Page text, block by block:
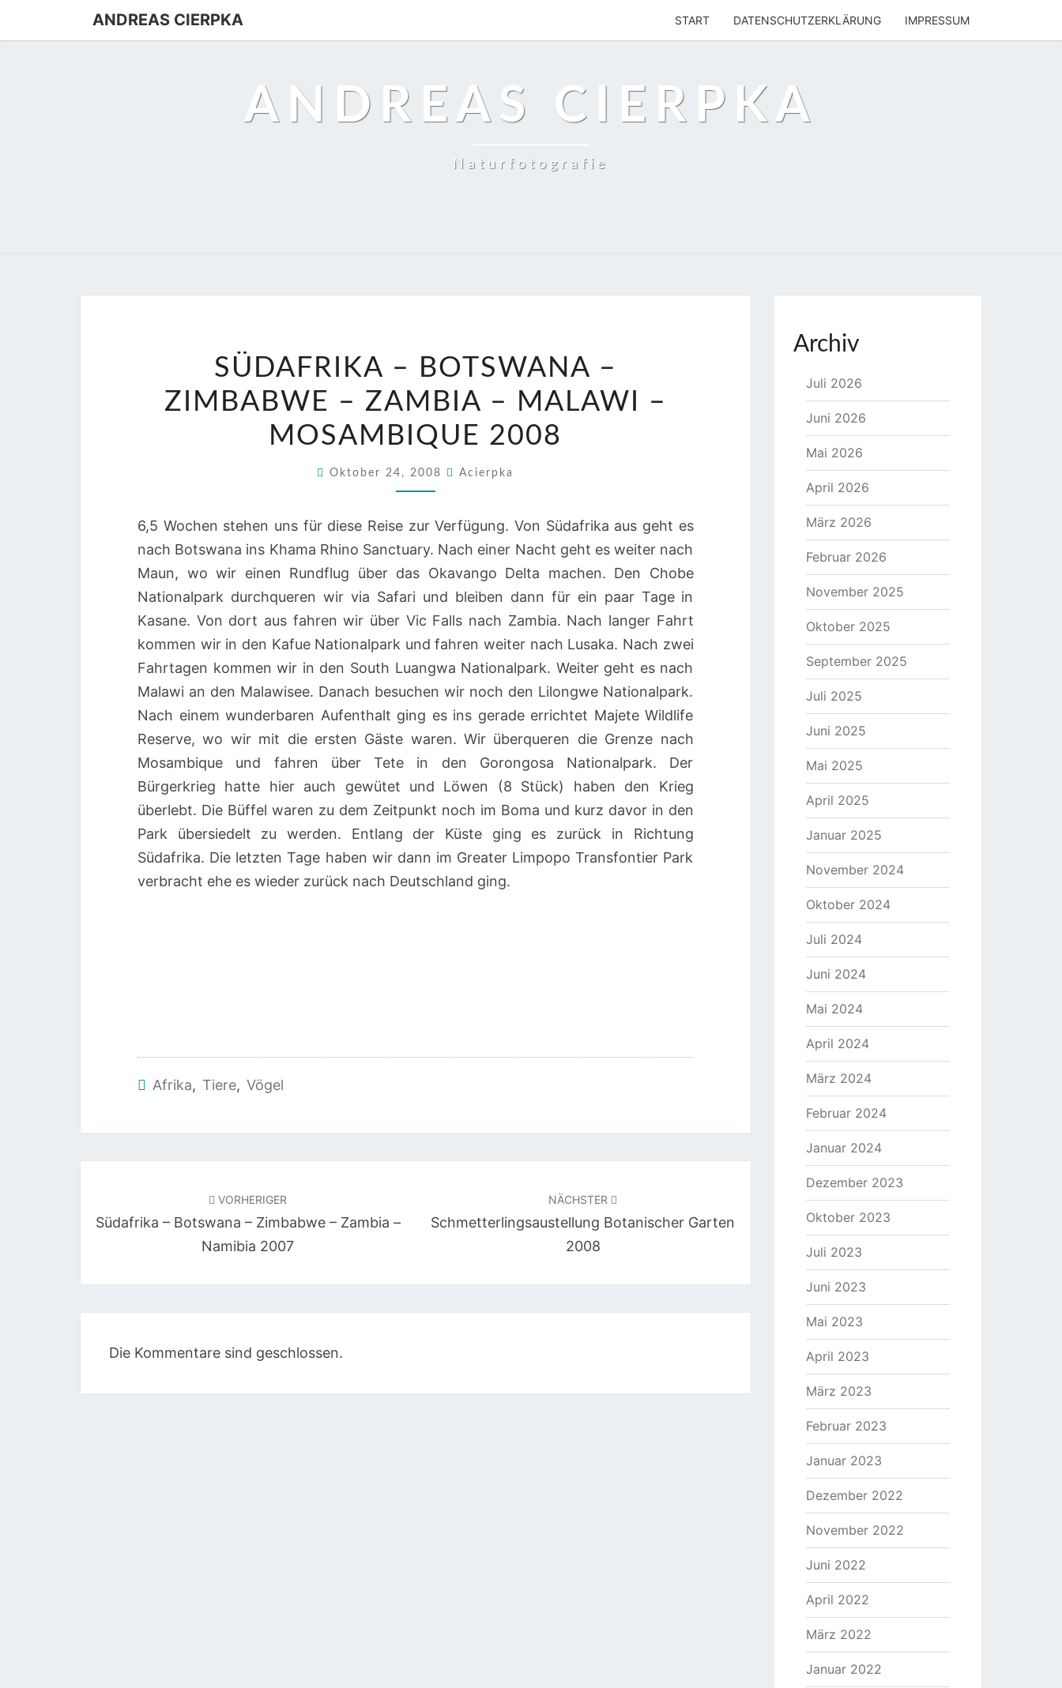
ANDREAS CIERPKA START DATENSCHUTZERKLÄRUNG IMPRESSUM
ANDREAS CIERPKA
Naturfotografie
BOTSWANA
ZIMBABWE
–
ZAMBIA
MALAWI
–
MOSAMBIQUE
2008
SÜDAFRIKA – BOTSWANA –
ZIMBABWE – ZAMBIA – MALAWI –
MOSAMBIQUE 2008
Oktober 24, 2008 Acierpka
6,5 Wochen stehen uns für diese Reise zur Verfügung. Von Südafrika aus geht es
nach Botswana ins Khama Rhino Sanctuary. Nach einer Nacht geht es weiter nach
Maun, wo wir einen Rundflug über das Okavango Delta machen. Den Chobe
Nationalpark durchqueren wir via Safari und bleiben dann für ein paar Tage in
Kasane. Von dort aus fahren wir über Vic Falls nach Zambia. Nach langer Fahrt
kommen wir in den Kafue Nationalpark und fahren weiter nach Lusaka. Nach zwei
Fahrtagen kommen wir in den South Luangwa Nationalpark. Weiter geht es nach
Malawi an den Malawisee. Danach besuchen wir noch den Lilongwe Nationalpark.
Nach einem wunderbaren Aufenthalt ging es ins gerade errichtet Majete Wildlife
Reserve, wo wir mit die ersten Gäste waren. Wir überqueren die Grenze nach
Mosambique und fahren über Tete in den Gorongosa Nationalpark. Der
Bürgerkrieg hatte hier auch gewütet und Löwen (8 Stück) haben den Krieg
überlebt. Die Büffel waren zu dem Zeitpunkt noch im Boma und kurz davor in den
Park übersiedelt zu werden. Entlang der Küste ging es zurück in Richtung
Südafrika. Die letzten Tage haben wir dann im Greater Limpopo Transfontier Park
verbracht ehe es wieder zurück nach Deutschland ging.
Afrika, Tiere, Vögel
VORHERIGER
Südafrika – Botswana – Zimbabwe – Zambia –
Namibia 2007
NÄCHSTER
Schmetterlingsaustellung Botanischer Garten
2008
Die Kommentare sind geschlossen.
Archiv
Juli 2026
Juni 2026
Mai 2026
April 2026
März 2026
Februar 2026
November 2025
Oktober 2025
September 2025
Juli 2025
Juni 2025
Mai 2025
April 2025
Januar 2025
November 2024
Oktober 2024
Juli 2024
Juni 2024
Mai 2024
April 2024
März 2024
Februar 2024
Januar 2024
Dezember 2023
Oktober 2023
Juli 2023
Juni 2023
Mai 2023
April 2023
März 2023
Februar 2023
Januar 2023
Dezember 2022
November 2022
Juni 2022
April 2022
März 2022
Januar 2022